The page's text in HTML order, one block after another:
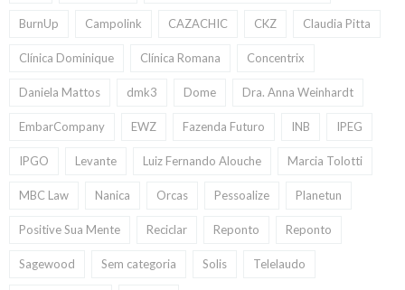
BurnUp Campolink CAZACHIC CKZ Claudia Pitta
Clínica Dominique Clínica Romana Concentrix
Daniela Mattos dmk3 Dome Dra. Anna Weinhardt
EmbarCompany EWZ Fazenda Futuro INB IPEG
IPGO Levante Luiz Fernando Alouche Marcia Tolotti
MBC Law Nanica Orcas Pessoalize Planetun
Positive Sua Mente Reciclar Reponto Reponto
Sagewood Sem categoria Solis Telelaudo